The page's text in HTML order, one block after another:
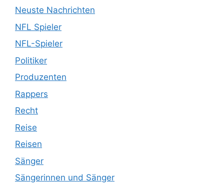
Neuste Nachrichten
NFL Spieler
NFL-Spieler
Politiker
Produzenten
Rappers
Recht
Reise
Reisen
Sänger
Sängerinnen und Sänger